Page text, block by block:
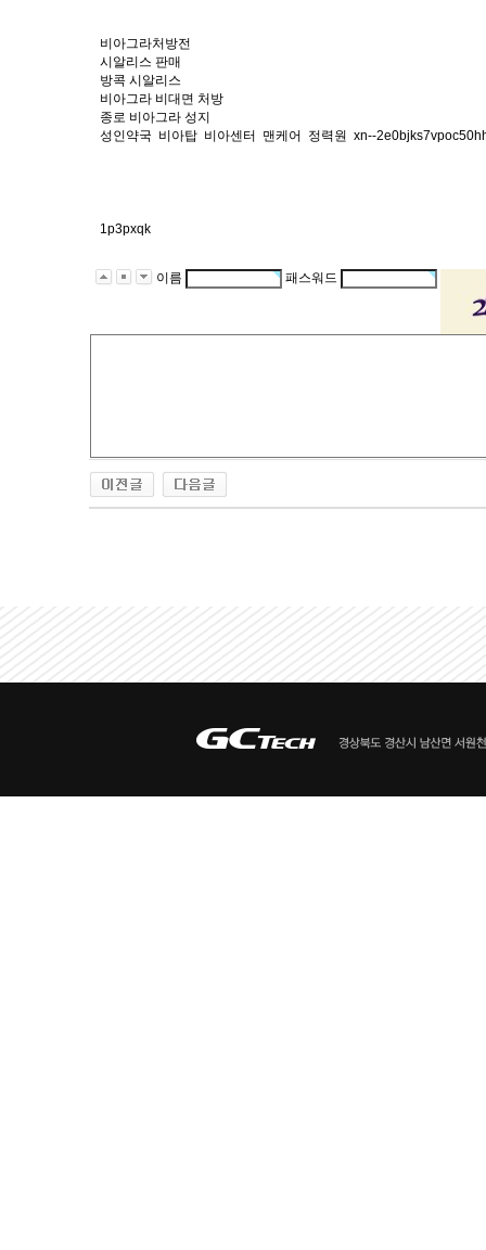
비아그라처방전
시알리스 판매
방콕 시알리스
비아그라 비대면 처방
종로 비아그라 성지
성인약국 비아탑 비아센터 맨케어 정력원 xn--
1p3pxqk
이름 패스워드